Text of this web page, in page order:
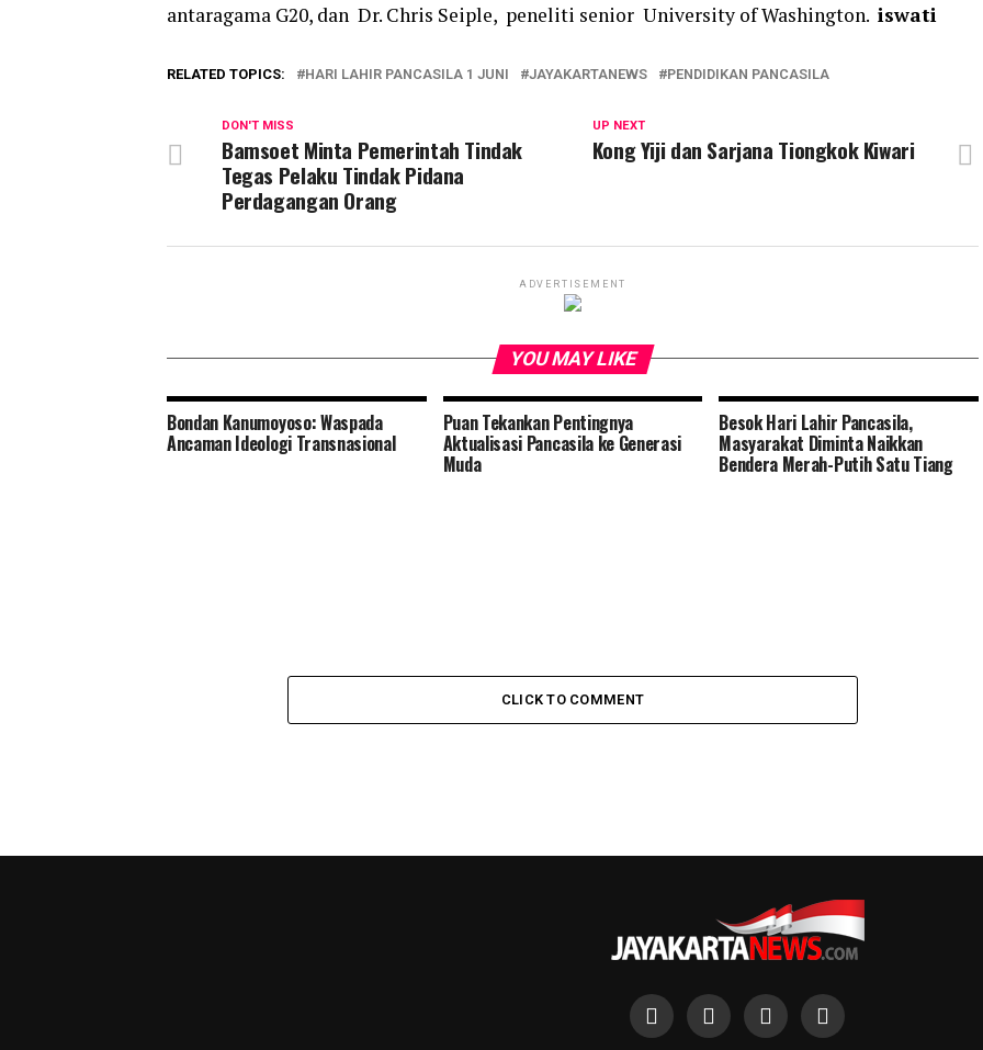
antaragama G20, dan Dr. Chris Seiple, peneliti senior University of Washington. iswati
RELATED TOPICS: HARI LAHIR PANCASILA 1 JUNI JAYAKARTANEWS PENDIDIKAN PANCASILA
UP NEXT
Kong Yiji dan Sarjana Tiongkok Kiwari
DON'T MISS
Bamsoet Minta Pemerintah Tindak
Tegas Pelaku Tindak Pidana
Perdagangan Orang
ADVERTISEMENT
YOU MAY LIKE
Bondan Kanumoyoso: Waspada
Ancaman Ideologi Transnasional
Puan Tekankan Pentingnya
Aktualisasi Pancasila ke Generasi
Muda
Besok Hari Lahir Pancasila,
Masyarakat Diminta Naikkan
Bendera Merah-Putih Satu Tiang
CLICK TO COMMENT